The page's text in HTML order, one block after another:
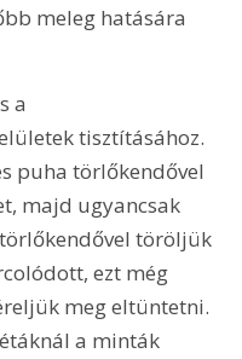
meleg hatására
tisztításához.
puha törlőkendővel
majd ugyancsak
töröljük
ezt még
meg eltüntetni.
a minták